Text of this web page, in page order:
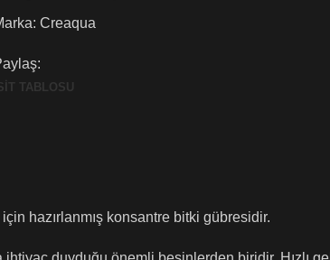
Creaqua
TABLOSU
hazırlanmış konsantre bitki gübresidir.